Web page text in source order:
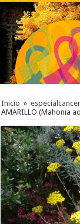
Inicio » especialcancer
AMARILLO (Mahonia